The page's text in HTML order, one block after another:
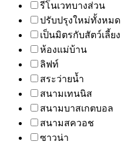
รีโนเวทบางส่วน
ปรับปรุงใหม่ทั้งหมด
เป็นมิตรกับสัตว์เลี้ยง
ห้องแม่บ้าน
ลิฟท์
สระว่ายน้ำ
สนามเทนนิส
สนามบาสเกตบอล
สนามสควอช
ซาวน่า